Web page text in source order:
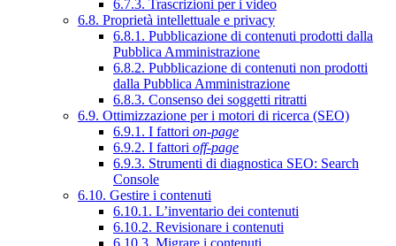
6.7.3. Trascrizioni per i video
6.8. Proprietà intellettuale e privacy
6.8.1. Pubblicazione di contenuti prodotti dalla
Pubblica Amministrazione
6.8.2. Pubblicazione di contenuti non prodotti
dalla Pubblica Amministrazione
6.8.3. Consenso dei soggetti ritratti
6.9. Ottimizzazione per i motori di ricerca (SEO)
6.9.1. I fattori on-page
6.9.2. I fattori off-page
6.9.3. Strumenti di diagnostica SEO: Search
Console
6.10. Gestire i contenuti
6.10.1. L’inventario dei contenuti
6.10.2. Revisionare i contenuti
6.10.3. Migrare i contenuti